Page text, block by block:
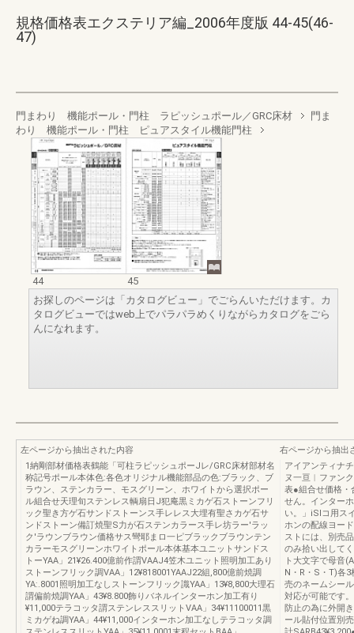
規格価格表エクステリア編_2006年度版 44-45(46-
47)
門まわり 機能ポール・門柱 ラピッシュポール／GRC床材
門ま
わり 機能ポール・門柱 ピュアスタイル機能門柱
44
45
お探しのページは「カタログビュー」でごらんいただけます。カ
タログビューではweb上でパラパラめくりながらカタログをごら
んになれます。
左ページから抽出された内容
1納剛部材価格表鶴能「可柱ラピッシュポーJレ/GRC床材部材名
称記号ポール本体色:各色オリジナル機能部品の色:ブラック、ブ
ラウン、ステンカラー、モスグリーン、ホワイトから選択ポー
ル組合せ天理旬ステンレス輌扇日J犯庵黒ミカゲ石ストーンフリ
ック聖き方ゲ石サンドストーンス手レレス大埋有聖さカゲ石サ
ンドストーン備訂焼聖S力が石ステンカラース手レ坊ラー'ラッ
ク'ラウンブラウン価格サス彎耶まロ一ピブラックブラウンテン
カラーモスグリーンホワイトポール本体基本ユニットサンドス
トーYAA」21¥26.400億前作謂VAAJ4笠木ユニット照明加工あり
ストーンフリック調VAA」12¥818001YAAJ22組,800億前焼調
YA:.8001照明加工なしストーンフリック識YAA」13¥8,800大理石
謂偏前焼調YAA」43¥8.800飾りバネルインターホン加工有り
¥11,000テラコッタ謂ステンレススリットVAA」34¥11100011黒
ミカゲね調YAA」44¥11,000インターホン加工なしテラコッタ調
右ページから抽出
アイアンティナ
ヌ一亘︱ファン
表●組合せ価格・
せん。インター
い。」iSlコ用ス
ホンの配線ヨー
ストには、別売
のみ拾い出して
ト大文字で母音
N・R・S・T)各
売のネームシー
対応が可能です
防止の為に外開
ール貼付位置別